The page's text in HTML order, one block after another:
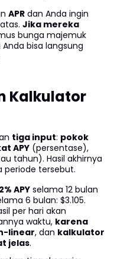
APR dan Anda ingin
Jika mereka
bunga majemuk
bisa langsung
Kalkulator
tiga input: pokok
APY (persentase),
tahun). Hasil akhirnya
periode tersebut.
APY selama 12 bulan
6 bulan: $3.105.
per hari akan
waktu, karena
linear, dan kalkulator
jelas.